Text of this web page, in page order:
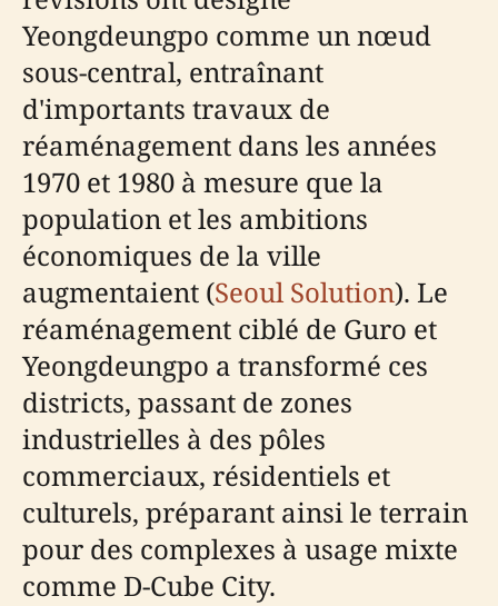
Yeongdeungpo comme un nœud
sous-central, entraînant
d'importants travaux de
réaménagement dans les années
1970 et 1980 à mesure que la
population et les ambitions
économiques de la ville
augmentaient (Seoul Solution). Le
réaménagement ciblé de Guro et
Yeongdeungpo a transformé ces
districts, passant de zones
industrielles à des pôles
commerciaux, résidentiels et
culturels, préparant ainsi le terrain
pour des complexes à usage mixte
comme D-Cube City.